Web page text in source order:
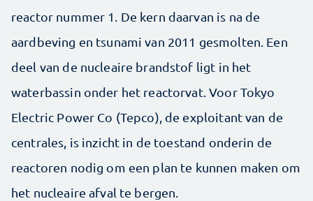
reactor nummer 1. De kern daarvan is na de
aardbeving en tsunami van 2011 gesmolten. Een
deel van de nucleaire brandstof ligt in het
waterbassin onder het reactorvat. Voor Tokyo
Electric Power Co (Tepco), de exploitant van de
centrales, is inzicht in de toestand onderin de
reactoren nodig om een plan te kunnen maken om
het nucleaire afval te bergen.